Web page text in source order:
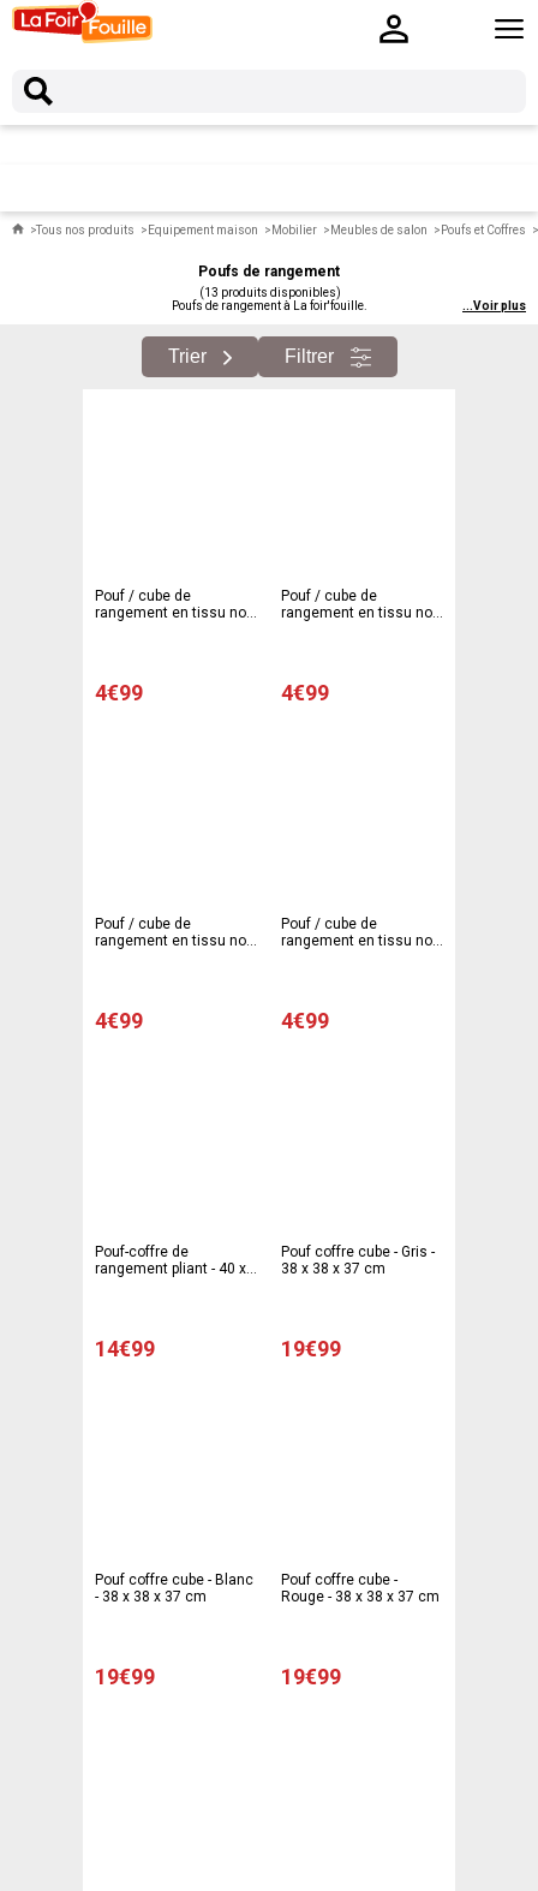
Tous nos produits Equipement maison Mobilier Meubles de salon Poufs et Coffres
Poufs de rangement
(13 produits disponibles)
Poufs de rangement à La foir'fouille.
...Voir plus
Trier Filtrer
Pouf / cube de
rangement en tissu non
4€99
Pouf / cube de
rangement en tissu non
4€99
Pouf / cube de
rangement en tissu non
4€99
Pouf / cube de
rangement en tissu non
4€99
Pouf-coffre de
rangement pliant - 40 x
14€99
Pouf coffre cube - Gris -
38 x 38 x 37 cm
19€99
Pouf coffre cube - Blanc
- 38 x 38 x 37 cm
19€99
Pouf coffre cube -
Rouge - 38 x 38 x 37 cm
19€99